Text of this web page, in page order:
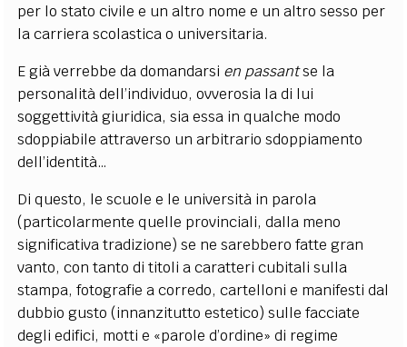
per lo stato civile e un altro nome e un altro sesso per
la carriera scolastica o universitaria.
E già verrebbe da domandarsi en passantse la
personalità dell’individuo, ovverosia la di lui
soggettività giuridica, sia essa in qualche modo
sdoppiabile attraverso un arbitrario sdoppiamento
dell’identità…
Di questo, le scuole e le università in parola
(particolarmente quelle provinciali, dalla meno
significativa tradizione) se ne sarebbero fatte gran
vanto, con tanto di titoli a caratteri cubitali sulla
stampa, fotografie a corredo, cartelloni e manifesti dal
dubbio gusto (innanzitutto estetico) sulle facciate
degli edifici, motti e «parole d’ordine» di regime